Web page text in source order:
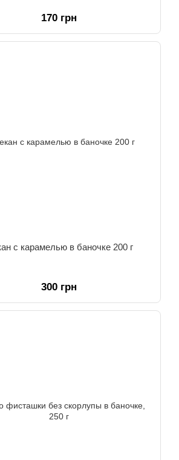
170 грн
с карамелью в баночке 200 г
300 грн